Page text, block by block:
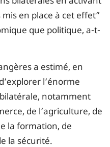
en place à cet effet”
que politique, a-t-
a estimé, en
l’énorme
notamment
de l’agriculture, de
la formation, de
la sécurité.